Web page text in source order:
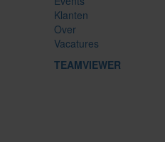
Klanten
Over
Vacatures
TEAMVIEWER